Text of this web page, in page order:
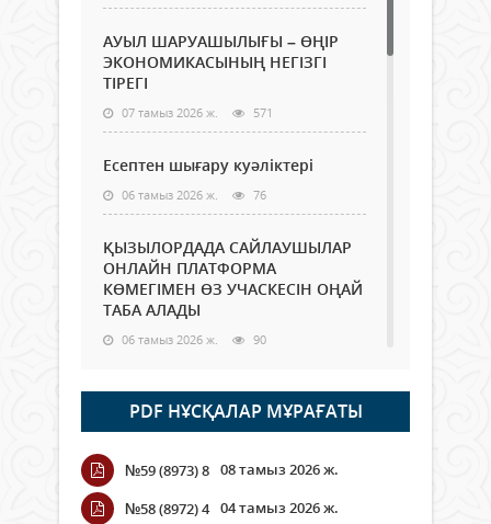
АУЫЛ ШАРУАШЫЛЫҒЫ – ӨҢІР
ЭКОНОМИКАСЫНЫҢ НЕГІЗГІ
ТІРЕГІ
07 тамыз 2026 ж. 571
Есептен шығару куәліктері
06 тамыз 2026 ж. 76
ҚЫЗЫЛОРДАДА САЙЛАУШЫЛАР
ОНЛАЙН ПЛАТФОРМА
КӨМЕГІМЕН ӨЗ УЧАСКЕСІН ОҢАЙ
ТАБА АЛАДЫ
06 тамыз 2026 ж. 90
Open Air: Қызылорда облысы
полиция департаменті 20
мыңнан астам көрерменнің
қауіпсіздігін қамтамасыз етті
06 тамыз 2026 ж.
PDF НҰСҚАЛАР МҰРАҒАТЫ
№59 (8973) 8 08 тамыз 2026 ж.
№58 (8972) 4 04 тамыз 2026 ж.